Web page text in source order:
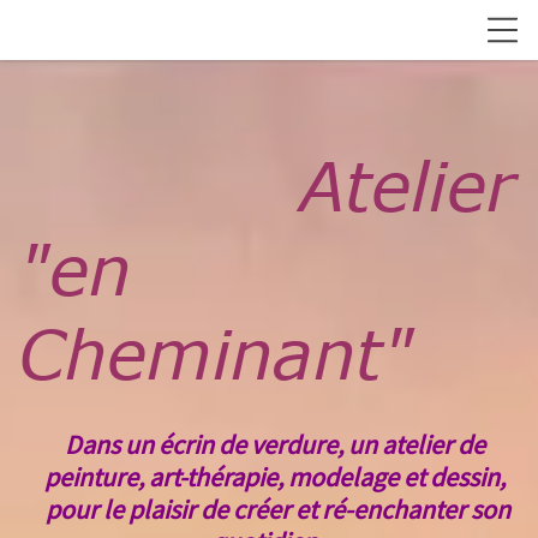
Atelier
"en
Cheminant"
Dans un écrin de verdure, un atelier de
peinture,art-thérapie, modelageet dessin,
pour le plaisir de créer et ré-enchanter son